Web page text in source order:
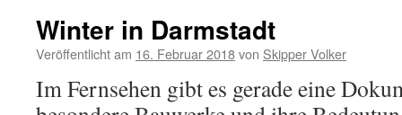
Winter in Darmstadt
Veröffentlicht am 16. Februar 2018von Skipper Volker
Im Fernsehen gibt es gerade eine